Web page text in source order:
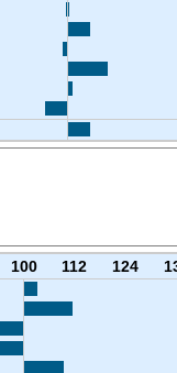
100 112 124